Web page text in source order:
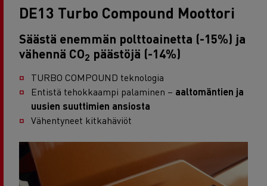
DE13 Turbo Compound Moottori
Säästä enemmän polttoainetta (-15%) ja
vähennä CO2 päästöjä (-14%)
TURBO COMPOUND teknologia
Entistä tehokkaampi palaminen – aalto­mäntien ja
uusien suuttimien ansiosta
Vähentyneet kitkahäviöt